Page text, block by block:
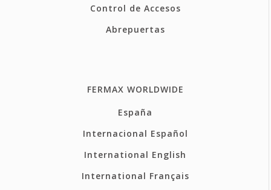
Control de Accesos
Abrepuertas
FERMAX WORLDWIDE
España
Internacional Español
International English
International Français